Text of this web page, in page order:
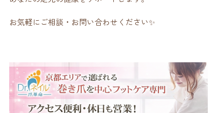
お気軽にご相談・お問い合わせください✨